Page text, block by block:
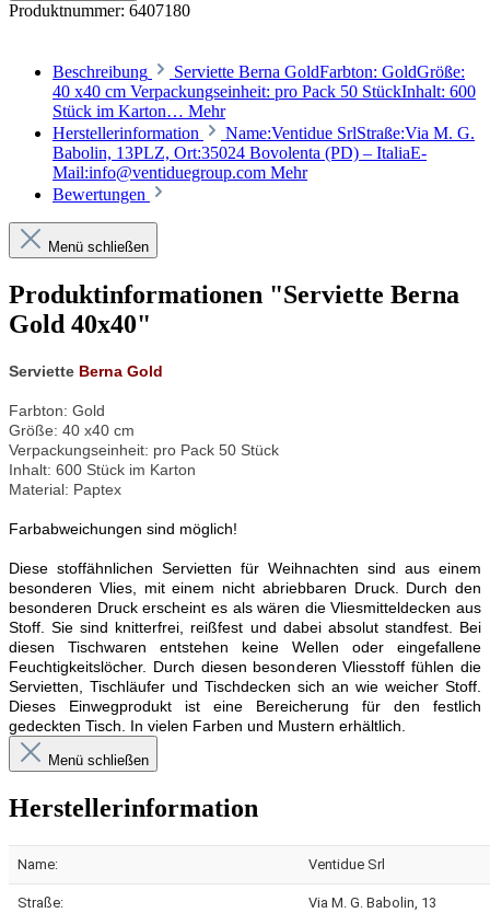
Produktnummer: 6407180
Beschreibung
Serviette Berna GoldFarbton: GoldGröße:
40 x40 cm Verpackungseinheit: pro Pack 50 StückInhalt: 600
Stück im Karton… Mehr
Herstellerinformation
Name:Ventidue SrlStraße:Via M. G.
Babolin, 13PLZ, Ort:35024 Bovolenta (PD) – ItaliaE-
Mail:info@ventiduegroup.com Mehr
Bewertungen
Menü schließen
Produktinformationen "Serviette Berna
Gold 40x40"
Serviette Berna Gold
Farbton: Gold
Größe: 40 x40 cm
Verpackungseinheit: pro Pack 50 Stück
Inhalt: 600 Stück im Karton
Material: Paptex
Farbabweichungen sind möglich!
Diese stoffähnlichen Servietten für Weihnachten sind aus einem
besonderen Vlies, mit einem nicht abriebbaren Druck. Durch den
besonderen Druck erscheint es als wären die Vliesmitteldecken aus
Stoff. Sie sind knitterfrei, reißfest und dabei absolut standfest. Bei
diesen Tischwaren entstehen keine Wellen oder eingefallene
Feuchtigkeitslöcher. Durch diesen besonderen Vliesstoff fühlen die
Servietten, Tischläufer und Tischdecken sich an wie weicher Stoff.
Dieses Einwegprodukt ist eine Bereicherung für den festlich
gedeckten Tisch. In vielen Farben und Mustern erhältlich.
Menü schließen
Herstellerinformation
Name: Ventidue Srl
Straße: Via M. G. Babolin, 13